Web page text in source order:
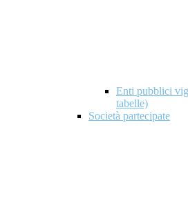
Enti pubblici
tabelle)
Società partecipate